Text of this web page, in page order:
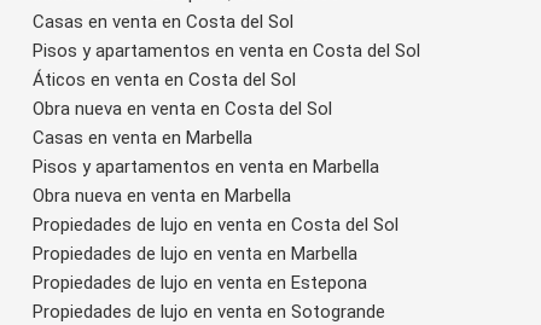
Casas en venta en Costa del Sol
Pisos y apartamentos en venta en Costa del Sol
Áticos en venta en Costa del Sol
Obra nueva en venta en Costa del Sol
Casas en venta en Marbella
Pisos y apartamentos en venta en Marbella
Obra nueva en venta en Marbella
Propiedades de lujo en venta en Costa del Sol
Propiedades de lujo en venta en Marbella
Propiedades de lujo en venta en Estepona
Propiedades de lujo en venta en Sotogrande